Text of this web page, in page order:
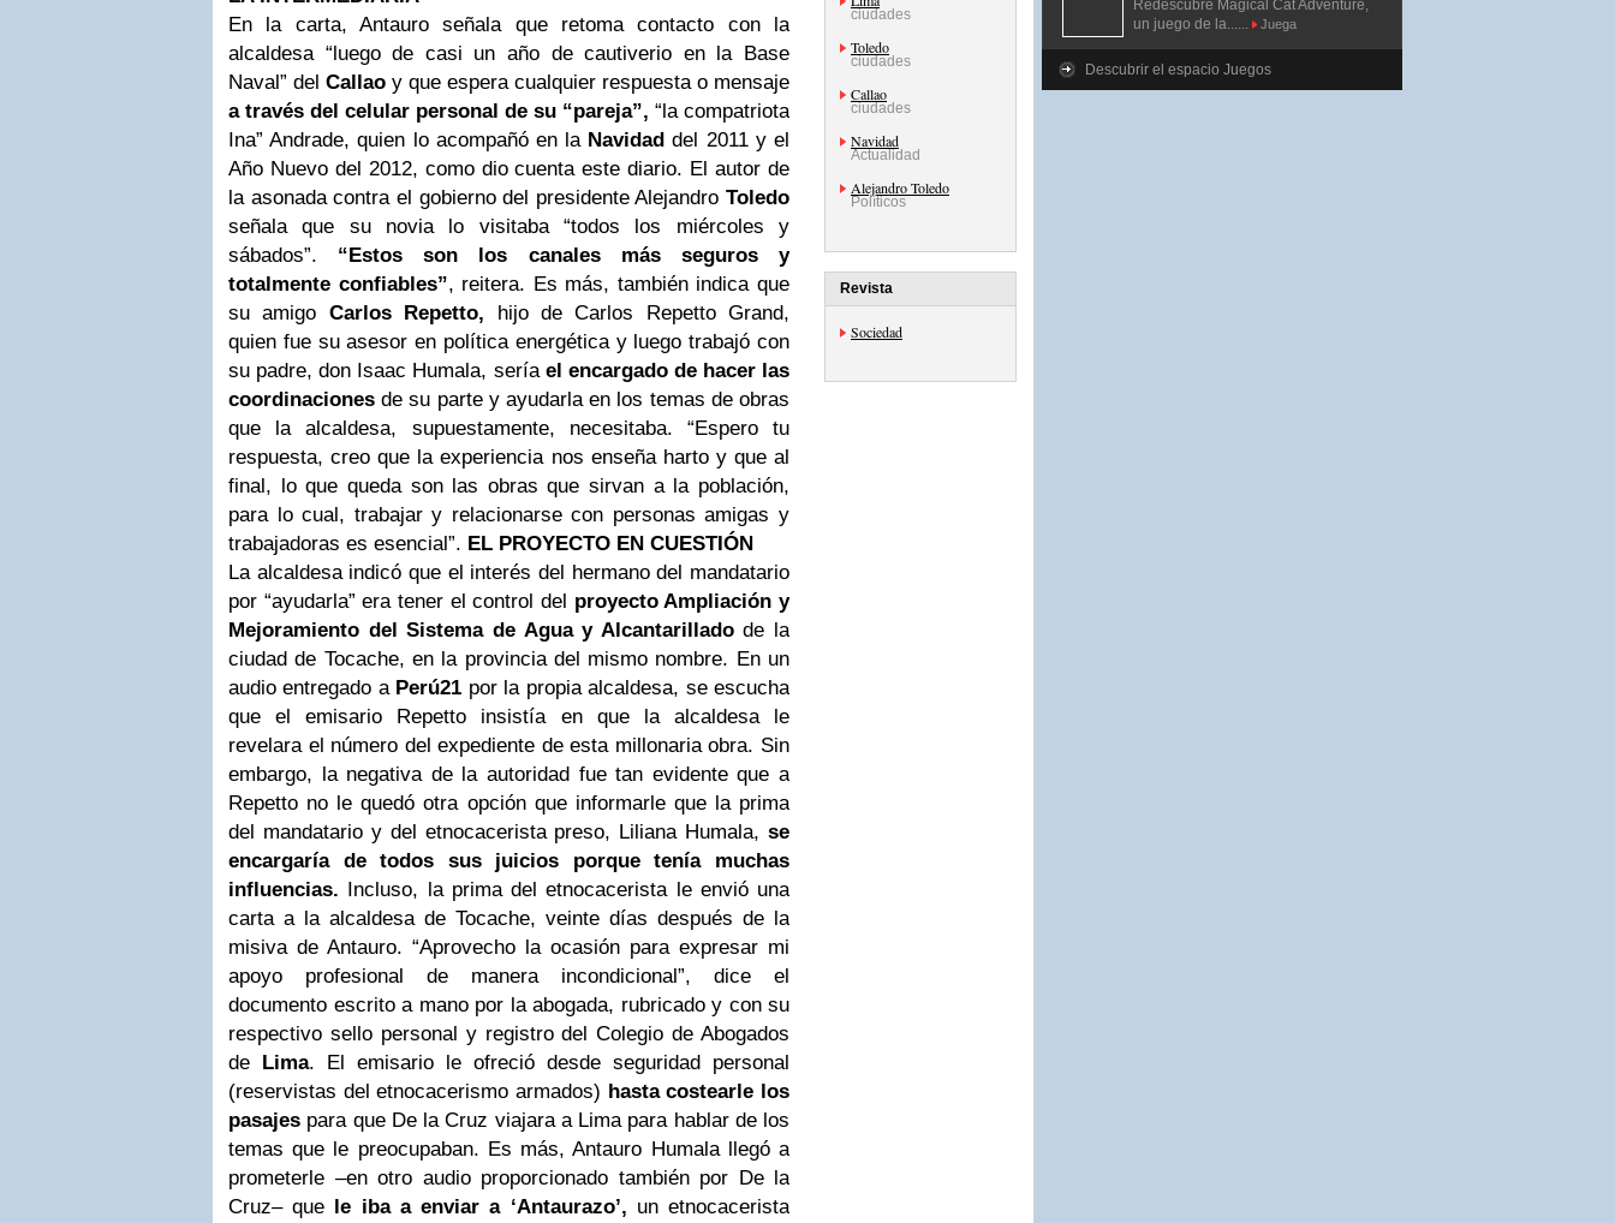
En la carta, Antauro señala que retoma contacto con la
alcaldesa “luego de casi un año de cautiverio en la Base
Naval” del Callao y que espera cualquier respuesta o mensaje
a través del celular personal de su “pareja”, “la compatriota
Ina” Andrade, quien lo acompañó en la Navidad del 2011 y el
Año Nuevo del 2012, como dio cuenta este diario. El autor de
la asonada contra el gobierno del presidente Alejandro Toledo
señala que su novia lo visitaba “todos los miércoles y
sábados”. “Estos son los canales más seguros y
totalmente confiables”, reitera. Es más, también indica que
su amigo Carlos Repetto, hijo de Carlos Repetto Grand,
quien fue su asesor en política energética y luego trabajó con
su padre, don Isaac Humala, sería el encargado de hacer las
coordinaciones de su parte y ayudarla en los temas de obras
que la alcaldesa, supuestamente, necesitaba. “Espero tu
respuesta, creo que la experiencia nos enseña harto y que al
final, lo que queda son las obras que sirvan a la población,
para lo cual, trabajar y relacionarse con personas amigas y
trabajadoras es esencial”. EL PROYECTO EN CUESTIÓN
La alcaldesa indicó que el interés del hermano del mandatario
por “ayudarla” era tener el control del proyecto Ampliación y
Mejoramiento del Sistema de Agua y Alcantarilladode la
ciudad de Tocache, en la provincia del mismo nombre. En un
audio entregado a Perú21 por la propia alcaldesa, se escucha
que el emisario Repetto insistía en que la alcaldesa le
revelara el número del expediente de esta millonaria obra. Sin
embargo, la negativa de la autoridad fue tan evidente que a
Repetto no le quedó otra opción que informarle que la prima
del mandatario y del etnocacerista preso, Liliana Humala, se
encargaría de todos sus juicios porque tenía muchas
influencias. Incluso, la prima del etnocacerista le envió una
carta a la alcaldesa de Tocache, veinte días después de la
misiva de Antauro. “Aprovecho la ocasión para expresar mi
apoyo profesional de manera incondicional”, dice el
documento escrito a mano por la abogada, rubricado y con su
respectivo sello personal y registro del Colegio de Abogados
de Lima. El emisario le ofreció desde seguridad personal
(reservistas del etnocacerismo armados) hasta costearle los
pasajes para que De la Cruz viajara a Lima para hablar de los
temas que le preocupaban. Es más, Antauro Humala llegó a
prometerle –en otro audio proporcionado también por De la
Cruz– que le iba a enviar a ‘Antaurazo’, un etnocacerista
ciudades
Toledo
ciudades
Callao
ciudades
Navidad
Actualidad
Alejandro Toledo
Políticos
Revista
Sociedad
Redescubre Magical Cat Adventure,
un juego de la......
Juega
Descubrir el espacio Juegos